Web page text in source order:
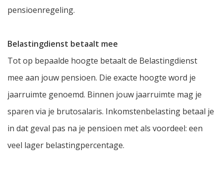
pensioenregeling.
Belastingdienst betaalt mee
Tot op bepaalde hoogte betaalt de Belastingdienst
mee aan jouw pensioen. Die exacte hoogte word je
jaarruimte genoemd. Binnen jouw jaarruimte mag je
sparen via je brutosalaris. Inkomstenbelasting betaal je
in dat geval pas na je pensioen met als voordeel: een
veel lager belastingpercentage.